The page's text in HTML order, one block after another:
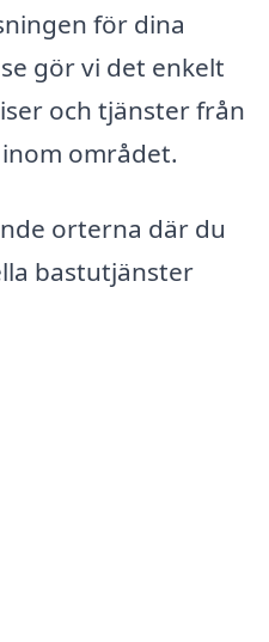
för dina
gör vi det enkelt
och tjänster från
området.
orterna där du
bastutjänster